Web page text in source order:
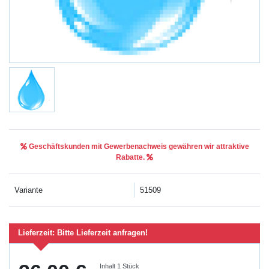
Geschäftskunden mit Gewerbenachweis gewähren wir attraktive
Rabatte.
Variante 51509
Lieferzeit: Bitte Lieferzeit anfragen!
Inhalt 1Stück